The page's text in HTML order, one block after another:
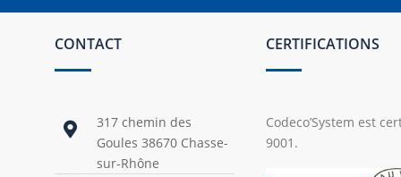
CONTACT

317 chemin des
Goules 38670 Chasse-
sur-Rhône
CERTIFICATIONS
Codeco’System est
9001.